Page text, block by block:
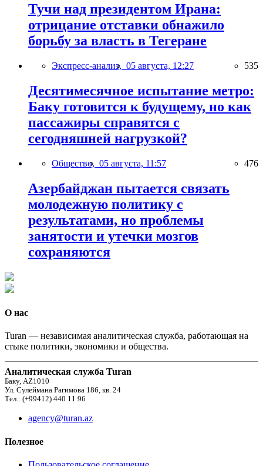
Тучи над президентом Ирана:
отрицание отставки обнажило
борьбу за власть в Тегеране
Экспресс-анализ, 05 августа, 12:27 535
Десятимесячное испытание метро:
Баку готовится к будущему, но как
пассажиры справятся с
сегодняшней нагрузкой?
Общество, 05 августа, 11:57 476
Азербайджан пытается связать
молодежную политику с
результатами, но проблемы
занятости и утечки мозгов
сохраняются
О нас
Turan — независимая аналитическая служба, работающая на
стыке политики, экономики и общества.
Аналитическая служба Turan
Баку, AZ1010
Ул. Сулеймана Рагимова 186, кв. 24
Тел.: (+99412) 440 11 96
agency@turan.az
Полезное